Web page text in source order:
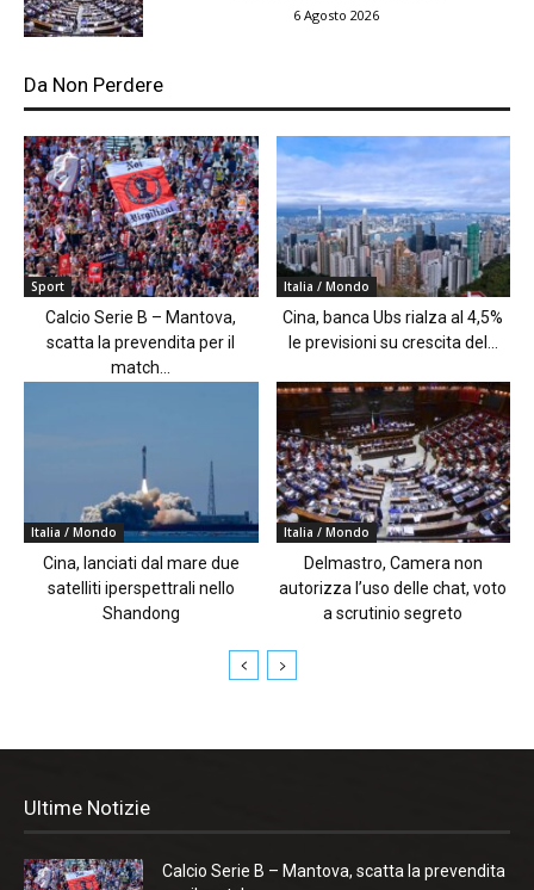
6 Agosto 2026
Da Non Perdere
Sport
Calcio Serie B – Mantova,
scatta la prevendita per il
match...
Italia / Mondo
Cina, banca Ubs rialza al 4,5%
le previsioni su crescita del...
Italia / Mondo
Cina, lanciati dal mare due
satelliti iperspettrali nello
Shandong
Italia / Mondo
Delmastro, Camera non
autorizza l’uso delle chat, voto
a scrutinio segreto
Ultime Notizie
Calcio Serie B – Mantova, scatta la prevendita